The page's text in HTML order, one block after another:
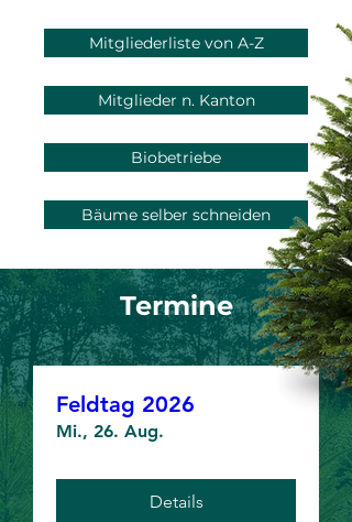
Mitgliederliste von A-Z
Mitglieder n. Kanton
Biobetriebe
Bäume selber schneiden
Termine
Feldtag 2026
Mi., 26. Aug.
Details